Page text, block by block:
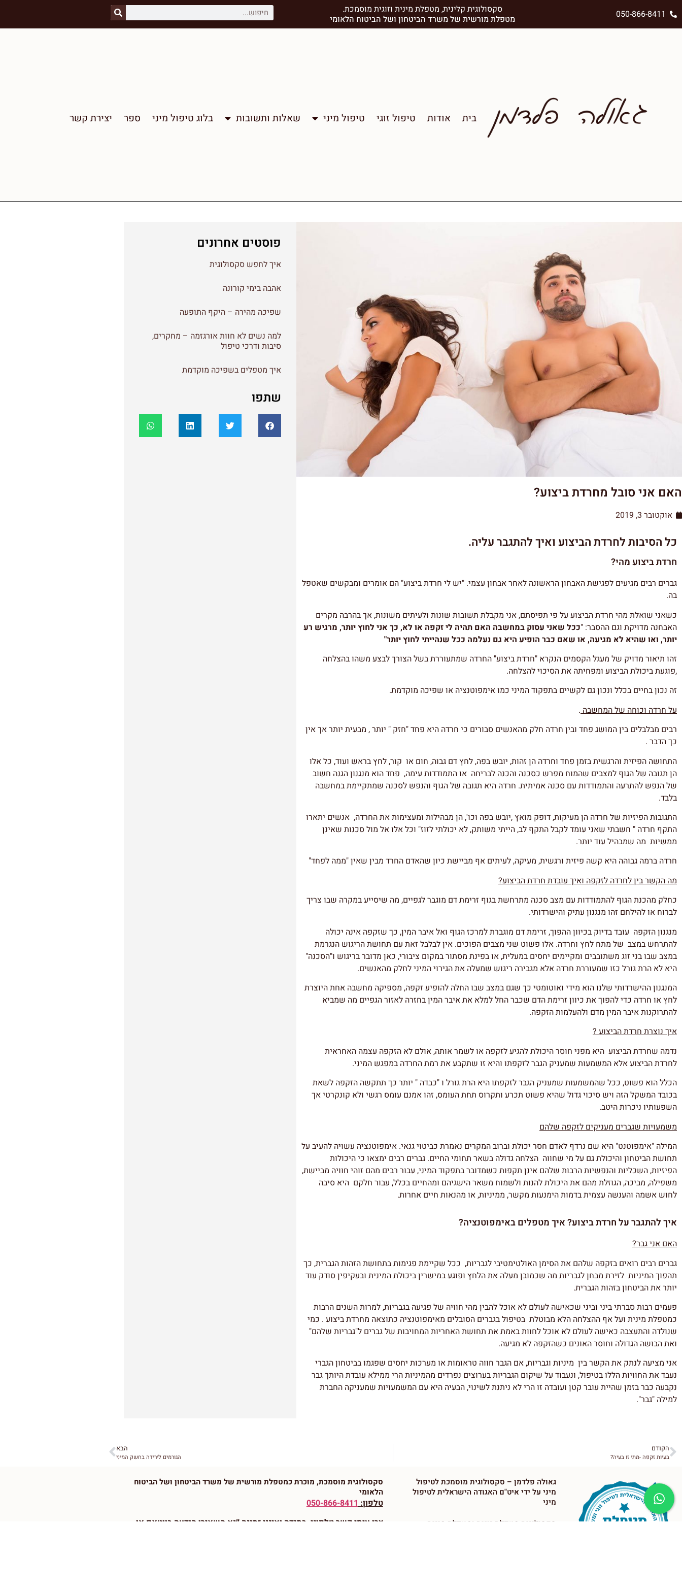
050-866-8411
סקסולוגית קלינית, מטפלת מינית וזוגית מוסמכת.
מטפלת מורשית של משרד הביטחון ⁠ושל הביטוח הלאומי
בית אודות טיפול זוגי טיפול מיני שאלות ותשובות בלוג טיפול מיני ספר יצירת קשר
האם אני סובל מחרדת ביצוע?
אוקטובר 3, 2019
כל הסיבות לחרדת הביצוע ואיך להתגבר עליה.
חרדת ביצוע מהי?
גברים רבים מגיעים לפגישת האבחון הראשונה לאחר אבחון עצמי. "יש לי חרדת ביצוע" הם אומרים ומבקשים שאטפל
בה.
כשאני שואלת מהי חרדת הביצוע על פי תפיסתם, אני מקבלת תשובות שונות ולעיתים משונות, אך בהרבה מקרים
האבחנה מדויקת וגם ההסבר: "ככל שאני עסוק במחשבה האם תהיה לי זקפה או לא, כך אני לחוץ יותר, מרגיש רע
יותר, ואו שהיא לא מגיעה, או שאם כבר הופיע היא גם נעלמה ככל שנהייתי לחוץ יותר"
זהו תיאור מדויק של מעגל הקסמים הנקרא "חרדת ביצוע" החרדה שמתעוררת בשל הצורך לבצע משהו בהצלחה
,פוגעת ביכולת הביצוע ומפחיתה את הסיכוי להצלחה.
זה נכון בחיים בכלל ונכון גם לקשיים בתפקוד המיני כמו אימפוטנציה או שפיכה מוקדמת.
על חרדה וכוחה של המחשבה.
רבים מבלבלים בין המושג פחד ובין חרדה חלק מהאנשים סבורים כי חרדה היא פחד "חזק " יותר , מבעית יותר אך אין
כך הדבר .
התחושה הפיזית והרגשית בזמן פחד וחרדה הן זהות, יובש בפה, לחץ דם גבוה, חום או קור, לחץ בראש ועוד, כל אלו
הן תגובה של הגוף למצבים שהמוח מפרש כסכנה והכנה לבריחה או התמודדות עימה, פחד הוא מנגנון הגנה חשוב
של הנפש להתרעה והתמודדות עם סכנה אמיתית. חרדה היא תגובה של הגוף והנפש לסכנה שמתקיימת במחשבה
בלבד.
התגובות הפיזיות של חרדה הן מעיקות, דופק מואץ ,יובש בפה וכו', הן מבהילות ומעצימות את החרדה, אנשים יתארו
התקף חרדה " חשבתי שאני עומד לקבל התקף לב, הייתי משותק, לא יכולתי לזוז" וכל אלו אל מול סכנות שאינן
ממשיות מה שמבהיל עוד יותר.
חרדה ברמה גבוהה היא קשה פיזית ורגשית, מעיקה, לעיתים אף מביישת כיון שהאדם החרד מבין שאין "ממה לפחד"
מה הקשר בין לחרדה לזקפה ואיך עובדת חרדת הביצוע?
כחלק מהכנת הגוף להתמודדות עם מצב סכנה מתרחשת בגוף זרימת דם מוגבר לגפיים, מה שיסייע במקרה שבו צריך
לברוח או להילחם זהו מנגנון עתיק והישרדותי.
מנגנון הזקפה עובד בדיוק בכיוון ההפוך, זרימת דם מוגברת למרכז הגוף ואל איבר המין, כך שזקפה אינה יכולה
להתרחש במצב של מתח לחץ וחרדה. אלו פשוט שני מצבים הפוכים. אין לבלבל זאת עם תחושת הריגוש הנגרמת
במצב שבו בני זוג משתובבים ומקיימים יחסים במעלית, או בפינת מסתור במקום ציבורי, כאן מדובר בריגוש ו"הסכנה"
היא לא הרת גורל כזו שמעוררת חרדה אלא מגבירה ריגוש שמעלה את הגירוי המיני לחלק מהאנשים.
המנגנון ההישרדותי שלנו הוא מידי ואוטומטי כך שגם במצב שבו החלה להופיע זקפה, מספיקה מחשבה אחת היוצרת
לחץ או חרדה כדי להפוך את כיוון זרימת הדם שכבר החל למלא את איבר המין בחזרה לאזור הגפיים מה שמביא
להתרוקנות איבר המין מדם ולהעלמות הזקפה.
איך נוצרת חרדת הביצוע ?
נדמה שחרדת הביצוע היא מפני חוסר היכולת להגיע לזקפה או לשמר אותה, אולם לא הזקפה עצמה האחראית
לחרדת הביצוע אלא המשמעות שמעניק הגבר לזקפתו והיא זו שתקבע את רמת החרדה במפגש המיני.
הכלל הוא פשוט, ככל שהמשמעות שמעניק הגבר לזקפתו היא הרת גורל ו "כבדה " יותר כך תתקשה הזקפה לשאת
בכובד המשקל הזה ויש סיכוי גדול שהיא פשוט תכרע ותקרוס תחת העומס, זהו אמנם עומס רגשי ולא קונקרטי אך
השפעותיו ניכרות היטב.
משמעויות שגברים מעניקים לזקפה שלהם
המילה "אימפוטנט" היא שם נרדף לאדם חסר יכולת וברוב המקרים נאמרת כביטוי גנאי. אימפוטנציה עשויה להעיב על
תחושת הביטחון והיכולת גם על מי שחווה הצלחה גדולה בשאר תחומי החיים. גברים רבים ימצאו כי היכולות
הפיזיות, השכליות והנפשיות הרבות שלהם אינן תקפות כשמדובר בתפקוד המיני, עבור רבים מהם זוהי חוויה מביישת,
משפילה, מביכה, הגוזלת מהם את היכולת להנות ולשמוח משאר הישגיהם ומהחיים בכלל, עבור חלקם היא סיבה
לחוש אשמה והענשה עצמית בדמות הימנעות מקשר, ממיניות, או מהנאות חיים אחרות.
איך להתגבר על חרדת ביצוע? איך מטפלים באימפוטנציה?
האם אני גבר?
גברים רבים רואים בזקפה שלהם את הסימן האולטימטיבי לגבריות, ככל שקיימת פגימות בתחושת הזהות הגברית, כך
תהפוך המיניות לזירת מבחן לגבריות מה שכמובן מעלה את הלחץ ופוגע במישרין ביכולת המינית ובעקיפין סודק עוד
יותר את הביטחון בזהות הגברית.
פעמים רבות סברתי ביני וביני שכאישה לעולם לא אוכל להבין מהי חוויה של פגיעה בגבריות, למרות השנים הרבות
כמטפלת מינית ועל אף ההצלחה הלא מבוטלת בטיפול בגברים הסובלים מאימפוטנציה כתוצאה מחרדת ביצוע . כמי
שנולדה והתעצבה כאישה לעולם לא אוכל לחוות באמת את תחושת האחריות המחויבות של גברים ל"גבריות שלהם"
ואת הבושה הגדולה וחוסר האונים כשהזקפה לא מגיעה.
אני מציעה לנתק את הקשר בין מיניות וגבריות, אם הגבר חווה טראומות או מערכות יחסים שפגמו בביטחון הגברי
נעבד את החוויות הללו בטיפול, ונעבוד על שיקום הגבריות בערוצים נפרדים מהמיניות הרי ממילא עובדת היותך גבר
נקבעה כבר בזמן שהיית עובר קטן ועובדה זו הרי לא ניתנת לשינוי, הבעיה היא עם המשמעויות שמעניקה החברת
למילה "גבר".
פוסטים אחרונים
איך לחפש סקסולוגית
אהבה בימי קורונה
שפיכה מהירה – היקף התופעה
למה נשים לא חוות אורגזמה – מחקרים,
סיבות ודרכי טיפול
איך מטפלים בשפיכה מוקדמת
שתפו
הקודם
בעיות זקפה -מתי זו בעיה?
הבא
הגורמים לירידה בחשק המיני
גאולה פלדמן – סקסולוגית מוסמכת לטיפול
מיני על ידי איט"ם האגודה הישראלית לטיפול
מיני
סקסולוגית מטפלת זוגית ומטפלת מינית
סקסולוגית מוסמכת, מוכרת כמטפלת מורשית של משרד הביטחון ⁠ושל הביטוח
הלאומי
טלפון:050-866-8411
צרו עימי קשר טלפוני, במידה ואינני זמינה ״נא השאירו הודעה בווטאפ או